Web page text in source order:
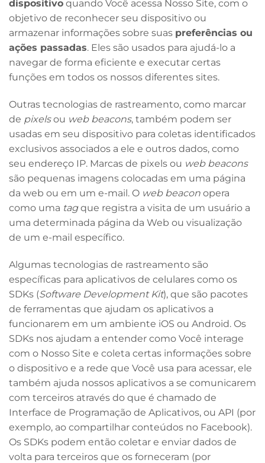
dispositivo quando Você acessa Nosso Site, com o
objetivo de reconhecer seu dispositivo ou
armazenar informações sobre suas preferências ou
ações passadas. Eles são usados para ajudá-lo a
navegar de forma eficiente e executar certas
funções em todos os nossos diferentes sites.
Outras tecnologias de rastreamento, como marcar
de pixelsou web beacons, também podem ser
usadas em seu dispositivo para coletas identificados
exclusivos associados a ele e outros dados, como
seu endereço IP. Marcas de pixels ou web beacons
são pequenas imagens colocadas em uma página
da web ou em um e-mail. O web beacon opera
como uma tagque registra a visita de um usuário a
uma determinada página da Web ou visualização
de um e-mail específico.
Algumas tecnologias de rastreamento são
específicas para aplicativos de celulares como os
SDKs (Software Development Kit), que são pacotes
de ferramentas que ajudam os aplicativos a
funcionarem em um ambiente iOS ou Android. Os
SDKs nos ajudam a entender como Você interage
com o Nosso Site e coleta certas informações sobre
o dispositivo e a rede que Você usa para acessar, ele
também ajuda nossos aplicativos a se comunicarem
com terceiros através do que é chamado de
Interface de Programação de Aplicativos, ou API (por
exemplo, ao compartilhar conteúdos no Facebook).
Os SDKs podem então coletar e enviar dados de
volta para terceiros que os forneceram (por